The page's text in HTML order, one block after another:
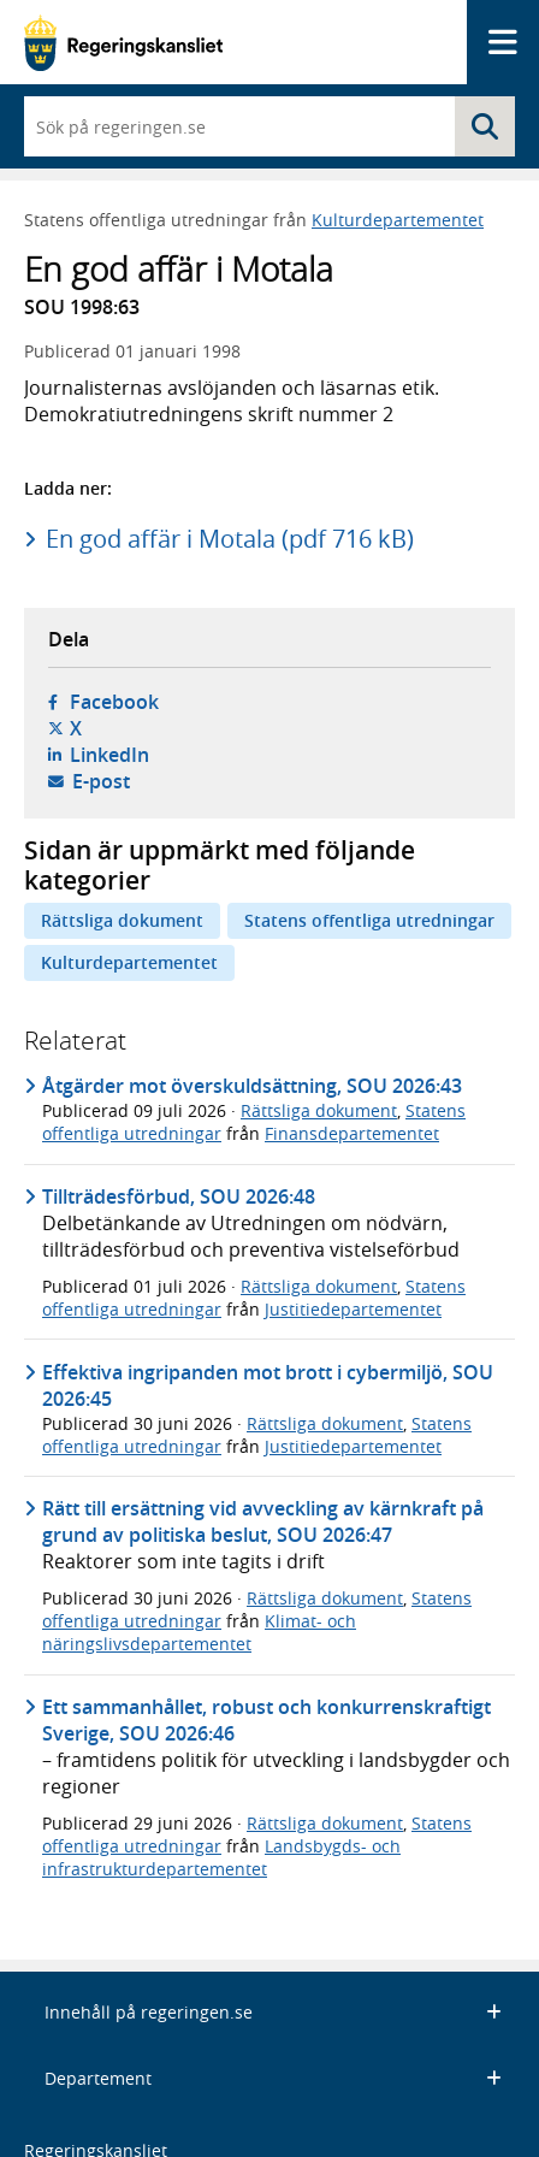
du
börjar
skriva
framträder
lista
med
sökförslag
Statens offentliga utredningar från Kulturdepartementet
En god affär i Motala
SOU 1998:63
Publicerad 01 januari 1998
Journalisternas avslöjanden och läsarnas etik.
Demokratiutredningens skrift nummer 2
Ladda ner:
En god affär i Motala (pdf 716 kB)
Dela
Facebook- öppnas i ny flik, extern webbplats,
X- öppnas i ny flik, extern webbplats,
LinkedIn- öppnas i ny flik, extern webbplats,
E-post- öppnar din e-postklient,
Sidan är uppmärkt med följande
kategorier
Rättsliga dokument
Statens offentliga utredningar
Kulturdepartementet
Relaterat
Åtgärder mot överskuldsättning, SOU 2026:43
Publicerad 09 juli 2026 · Rättsliga dokument, Statens
offentliga utredningar från Finansdepartementet
Tillträdesförbud, SOU 2026:48
Delbetänkande av Utredningen om nödvärn,
tillträdesförbud och preventiva vistelseförbud
Publicerad 01 juli 2026 · Rättsliga dokument, Statens
offentliga utredningar från Justitiedepartementet
Effektiva ingripanden mot brott i cybermiljö, SOU
2026:45
Publicerad 30 juni 2026 · Rättsliga dokument Statens
offentliga utredningar från Justitiedepartementet
Rätt till ersättning vid avveckling av kärnkraft på
grund av politiska beslut, SOU 2026:47
Reaktorer som inte tagits i drift
Publicerad 30 juni 2026 · Rättsliga dokument, Statens
offentliga utredningar från Klimat- och
näringslivsdepartementet
Ett sammanhållet, robust och konkurrenskraftigt
Sverige, SOU 2026:46
– framtidens politik för utveckling i landsbygder och
regioner
Publicerad 29 juni 2026 · Rättsliga dokument, Statens
offentliga utredningar från Landsbygds- och
infrastrukturdepartementet
Innehåll på regeringen.se
Departement
Regeringskansliet